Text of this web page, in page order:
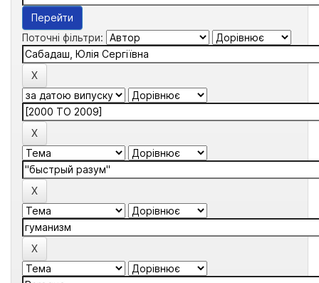
Поточні фільтри: